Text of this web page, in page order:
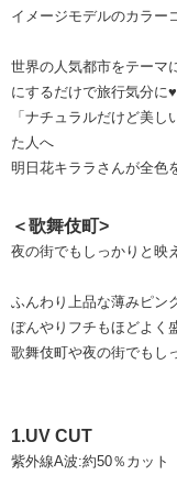
イメージモデルのカラー
世界の人気都市をテーマ
にするだけで旅行気分に♥
「ナチュラルだけど美
た人へ
明日花キララさんが全色
＜歌舞伎町>
夜の街でもしっかりと映
ふんわり上品な薄みピン
ぼんやりフチもほどよく
歌舞伎町や夜の街でもし
1.UV CUT
紫外線A波:約50％カッ